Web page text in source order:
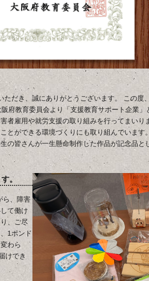
だき、誠にありがとうございます。 この度
府教育委員会より「支援教育サポート企業
者雇用や就労支援の取り組みを行ってまい
とができる環境づくりにも取り組んでいま
皆さんが一生懸命制作した作品が記念品と
。
ら、障害
て働け
、ご尽
1ポンド
わら
けでき